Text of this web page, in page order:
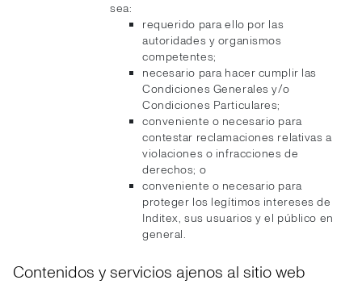
sea:
requerido para ello por las
autoridades y organismos
competentes;
necesario para hacer cumplir las
Condiciones Generales y/o
Condiciones Particulares;
conveniente o necesario para
contestar reclamaciones relativas a
violaciones o infracciones de
derechos; o
conveniente o necesario para
proteger los legítimos intereses de
Inditex, sus usuarios y el público en
general.
Contenidos y servicios ajenos al sitio web